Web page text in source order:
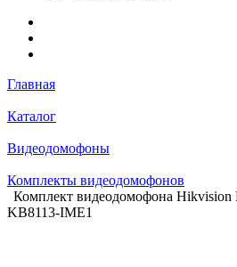
Главная
Каталог
Видеодомофоны
Комплекты видеодомофонов
Комплект видеодомофона
KB8113-IME1